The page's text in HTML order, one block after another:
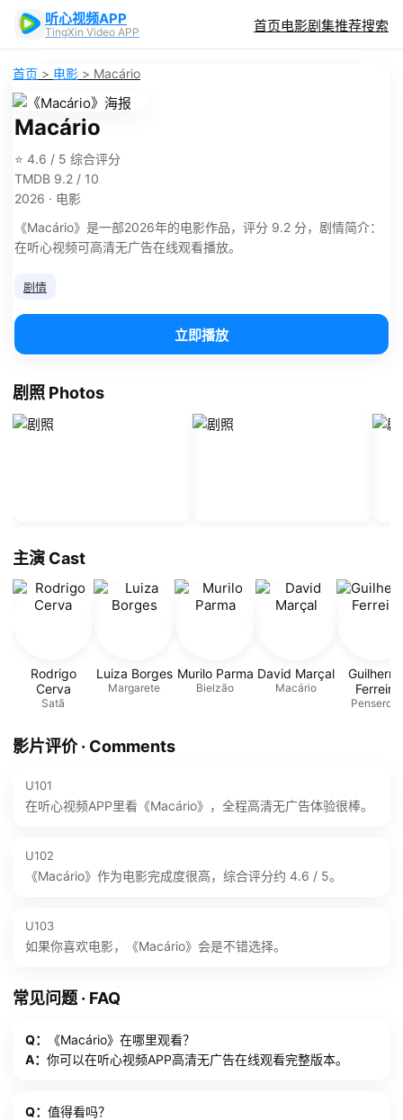
听心视频APP
TingXin Video APP 首页电影剧集推荐搜索
首页 > 电影 > Macário
Macário
⭐ 4.6 / 5 综合评分
TMDB 9.2 / 10
2026 · 电影
《Macário》是一部2026年的电影作品，评分 9.2 分，剧情简介：
在听心视频可高清无广告在线观看播放。
剧情
立即播放
剧照 Photos
主演 Cast
Rodrigo
Cerva
Satã
Luiza Borges
Margarete
Murilo Parma
Bielzão
David Marçal
Macário
Ferreira
Penseroso
影片评价 · Comments
U101
在听心视频APP里看《Macário》，全程高清无广告体验很棒。
U102
《Macário》作为电影完成度很高，综合评分约 4.6 / 5。
U103
如果你喜欢电影，《Macário》会是不错选择。
常见问题 · FAQ
Q：
《Macário》在哪里观看？
A： 你可以在听心视频APP高清无广告在线观看完整版本。
Q： 值得看吗？